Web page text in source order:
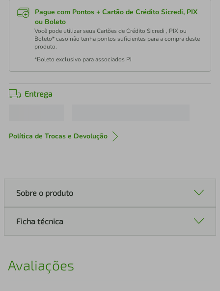
Pague com Pontos + Cartão de Crédito Sicredi, PIX
ou Boleto
Você pode utilizar seus Cartões de Crédito Sicredi , PIX ou
Boleto* caso não tenha pontos suficientes para a compra deste
produto.
*Boleto exclusivo para associados PJ
Entrega
Política de Trocas e Devolução
Sobre o produto
Ficha técnica
Avaliações